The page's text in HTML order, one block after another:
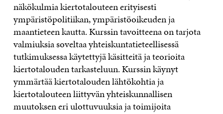
näkökulmia kiertotalouteen erityisesti
ympäristöpolitiikan, ympäristöoikeuden ja
maantieteen kautta. Kurssin tavoitteena on tarjota
valmiuksia soveltaa yhteiskuntatieteellisessä
tutkimuksessa käytettyjä käsitteitä ja teorioita
kiertotalouden tarkasteluun. Kurssin käynyt
ymmärtää kiertotalouden lähtökohtia ja
kiertotalouteen liittyvän yhteiskunnallisen
muutoksen eri ulottuvuuksia ja toimijoita